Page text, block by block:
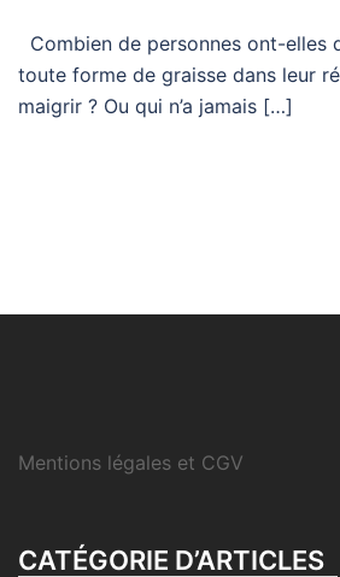
Combien de personnes ont-elles
toute forme de graisse dans leur
maigrir ? Ou qui n’a jamais […]
Mentions légales et CGV
CATÉGORIE D’ARTICLES